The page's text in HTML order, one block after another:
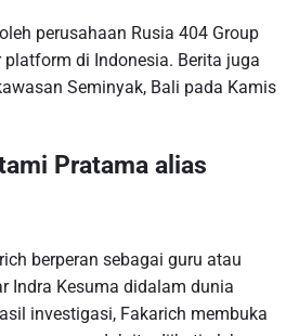
perusahaan Rusia 404 Group
di Indonesia. Berita juga
Seminyak, Bali pada Kamis
Pratama alias
berperan sebagai guru atau
Indra Kesuma didalam dunia
investigasi, Fakarich membuka